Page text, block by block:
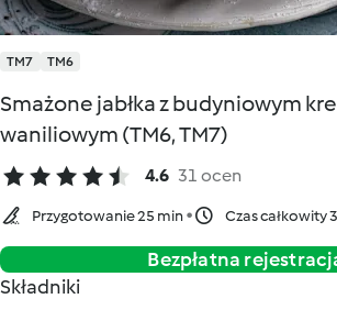
TM7 TM6
Smażone jabłka z budyniowym
waniliowym (TM6, TM7)
4.6 31 ocen
Przygotowanie 25 min Czas całkowity
Bezpłatna
Składniki